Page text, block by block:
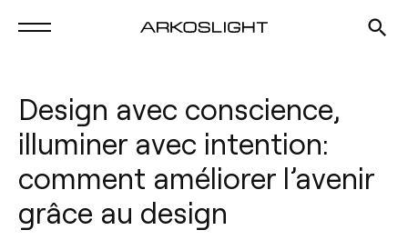
Design avec conscience,
illuminer avec intention:
comment améliorer l’avenir
grâce au design